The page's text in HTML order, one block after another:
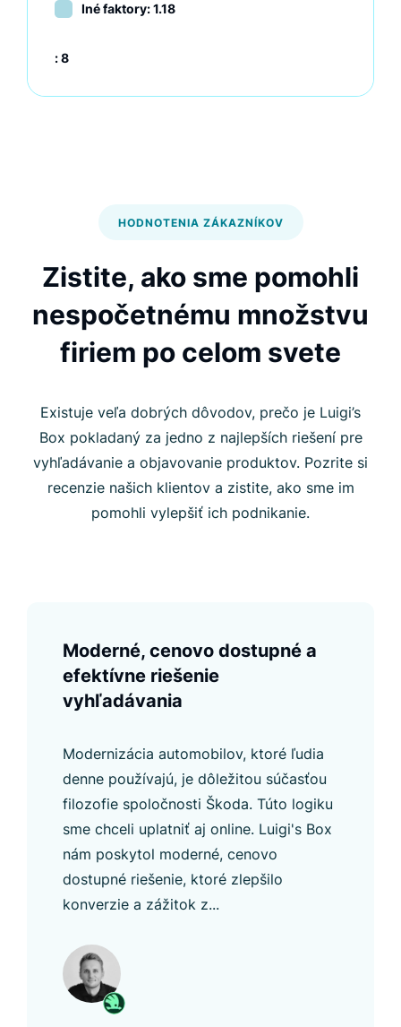
Iné faktory: 1.18
:8
HODNOTENIA ZÁKAZNÍKOV
Zistite, ako sme pomohli
nespočetnému množstvu
firiem po celom svete
Existuje veľa dobrých dôvodov, prečo je Luigi’s
Box pokladaný za jedno z najlepších riešení pre
vyhľadávanie a objavovanie produktov. Pozrite si
recenzie našich klientov a zistite, ako sme im
pomohli vylepšiť ich podnikanie.
Moderné, cenovo dostupné a
efektívne riešenie
vyhľadávania
Modernizácia automobilov, ktoré ľudia
denne používajú, je dôležitou súčasťou
filozofie spoločnosti Škoda. Túto logiku
sme chceli uplatniť aj online. Luigi's Box
nám poskytol moderné, cenovo
dostupné riešenie, ktoré zlepšilo
konverzie a zážitok z...